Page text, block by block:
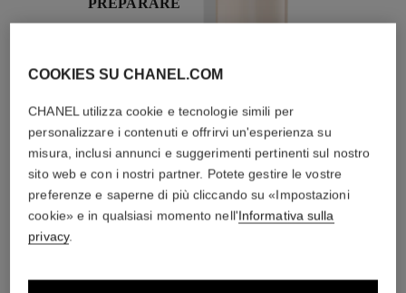
2/
COOKIES SU CHANEL.COM
CHANEL utilizza cookie e tecnologie simili per
personalizzare i contenuti e offrirvi un'esperienza su
misura, inclusi annunci e suggerimenti pertinenti sul nostro
sito web e con i nostri partner. Potete gestire le vostre
preferenze e saperne di più cliccando su «Impostazioni
cookie» e in qualsiasi momento nell'Informativa sulla
privacy.